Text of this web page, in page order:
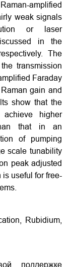
amplified
weak signals
or laser
in the
The
transmission
Faraday
gain and
show that the
higher
that in an
of pumping
scale tunability
peak adjusted
useful for free-
Rubidium,
поддержке